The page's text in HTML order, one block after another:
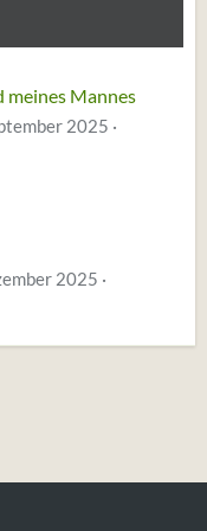
meines Mannes
2025
2025
dem Vater